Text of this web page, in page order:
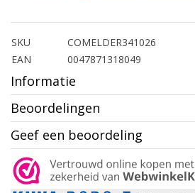
SKU
COMELDER341026
EAN
0047871318049
Informatie
Beoordelingen
Geef een beoordeling